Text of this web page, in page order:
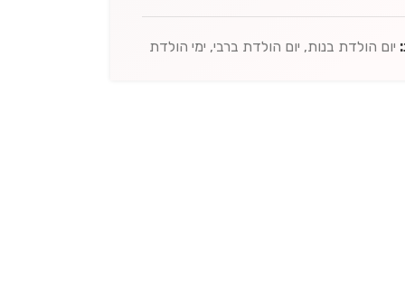
יום הולדת בנות, יום הולדת ברבי, ימי הולדת